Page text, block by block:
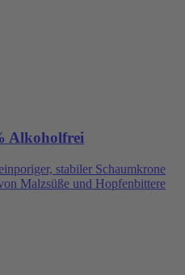
Alkoholfrei
stabiler Schaumkrone
Malzsüße und Hopfenbittere